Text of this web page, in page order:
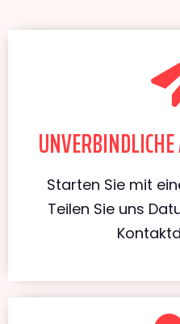
Starten Sie mit
Teilen Sie uns